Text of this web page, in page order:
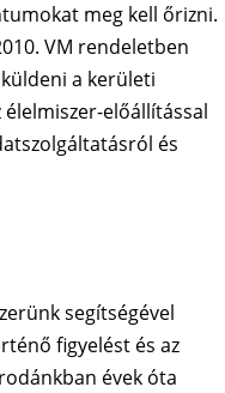
meg kell őrizni.
VM rendeletben
a kerületi
előállítással
és
segítségével
figyelést és az
évek óta